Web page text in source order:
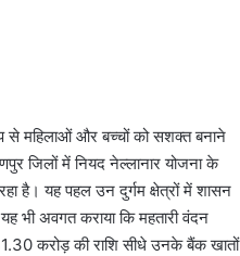
से महिलाओं और बच्चों को सशक्त बनाने
जिलों में नियद नेल्लानार योजना के
है। यह पहल उन दुर्गम क्षेत्रों में शासन
भी अवगत कराया कि महतारी वंदन
करोड़ की राशि सीधे उनके बैंक खातों